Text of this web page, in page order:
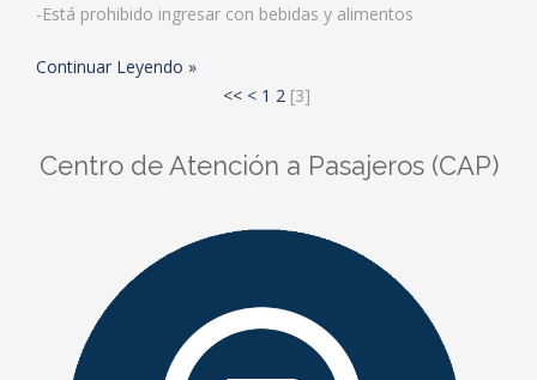
-Está prohibido ingresar con bebidas y alimentos
Continuar Leyendo
<< < 1 2 [3]
Centro de Atención a Pasajeros (CAP)